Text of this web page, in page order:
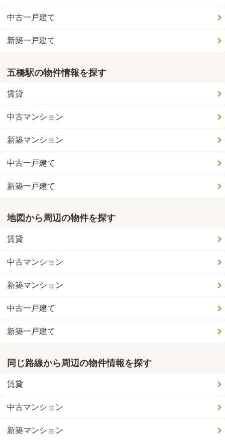
中古一戸建て
新築一戸建て
五橋駅の物件情報を探す
賃貸
中古マンション
新築マンション
中古一戸建て
新築一戸建て
地図から周辺の物件を探す
賃貸
中古マンション
新築マンション
中古一戸建て
新築一戸建て
同じ路線から周辺の物件情報を探す
賃貸
中古マンション
新築マンション